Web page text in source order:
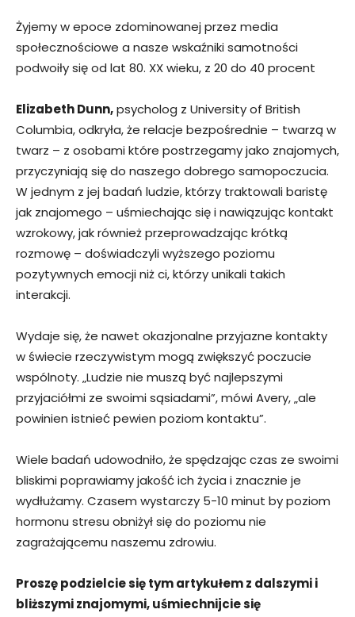
Żyjemy w epoce zdominowanej przez media
społecznościowe a nasze wskaźniki samotności
podwoiły się od lat 80. XX wieku, z 20 do 40 procent
Elizabeth Dunn,psycholog z University of British
Columbia, odkryła, że relacje bezpośrednie – twarzą w
twarz – z osobami które postrzegamy jako znajomych,
przyczyniają się do naszego dobrego samopoczucia.
W jednym z jej badań ludzie, którzy traktowali baristę
jak znajomego – uśmiechając się i nawiązując kontakt
wzrokowy, jak również przeprowadzając krótką
rozmowę – doświadczyli wyższego poziomu
pozytywnych emocji niż ci, którzy unikali takich
interakcji.
Wydaje się, że nawet okazjonalne przyjazne kontakty
w świecie rzeczywistym mogą zwiększyć poczucie
wspólnoty. „Ludzie nie muszą być najlepszymi
przyjaciółmi ze swoimi sąsiadami”, mówi Avery, „ale
powinien istnieć pewien poziom kontaktu”.
Wiele badań udowodniło, że spędzając czas ze swoimi
bliskimi poprawiamy jakość ich życia i znacznie je
wydłużamy. Czasem wystarczy 5-10 minut by poziom
hormonu stresu obniżył się do poziomu nie
zagrażającemu naszemu zdrowiu.
Proszę podzielcie się tym artykułem z dalszymi i
bliższymi znajomymi, uśmiechnijcie się